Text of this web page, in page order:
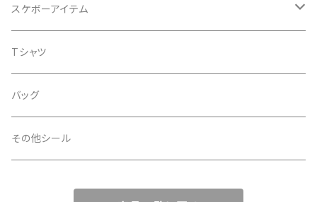
スペース
扇
ノーマル
透明
グリッター
蓄光
金
銀
Tシャツ
バッグ
iphoneケース
スケボーアイテム
デッキテープ
シール
Tシャツ
バッグ
その他シール